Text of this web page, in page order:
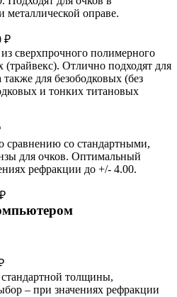
металлической оправе.
₽
сверхпрочного полимерного
(трайвекс). Отлично подходят для
также для безободковых (без
и тонких титановых
сравнению со стандартными,
для очков. Оптимальный
рефракции до +/- 4.00.
толщины,
– при значениях рефракции